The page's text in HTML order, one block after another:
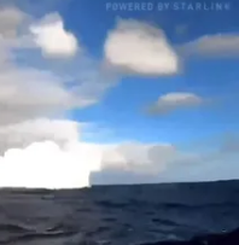
en el Océano Índico tras
antes.Imagen: Europa Press
Cuatro
con lanzamientos
en tragedia por